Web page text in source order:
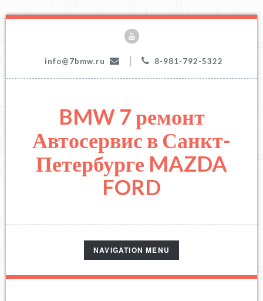
info@7bmw.ru 8-981-792-5322
BMW 7 ремонт
Автосервис в Санкт-
Петербурге MAZDA
FORD
TOGGLE
NAVIGATION
NAVIGATION MENU